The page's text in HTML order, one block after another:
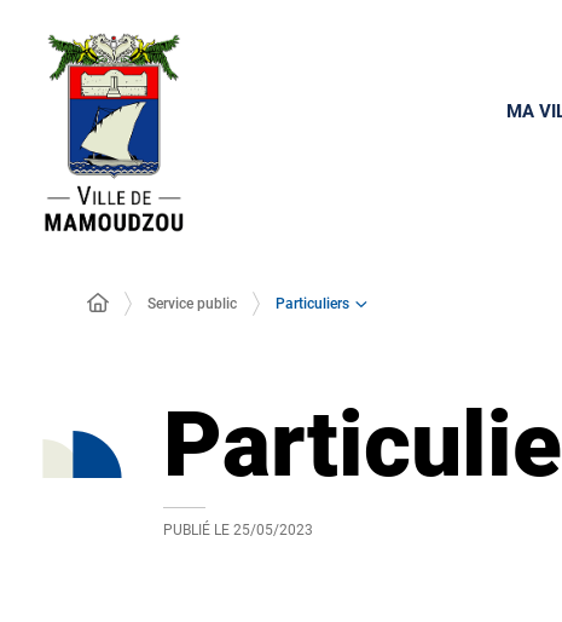
MA
Service public Particuliers
PUBLIÉ LE 25/05/2023